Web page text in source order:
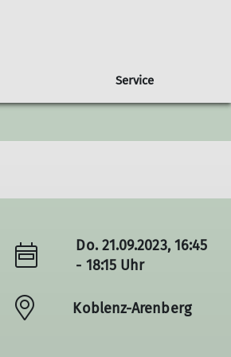
Sponsoren
Natur & Klima
Ausbildungsberichte
Wettkampfklettern
Service
Freiwilligendienst
Do. 21.09.2023, 16:45
- 18:15 Uhr
Koblenz-Arenberg